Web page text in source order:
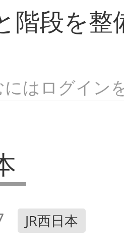
階段を整
にはログイン
JR西日本